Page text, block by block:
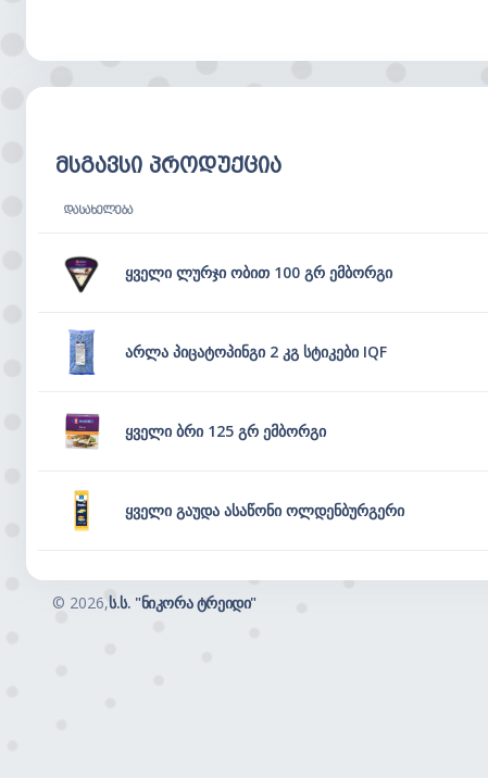
მსგავსი პროდუქცია
ᲓᲐᲡᲐᲮᲔᲚᲔᲑᲐ
ყველი ლურჯი ობით 100 გრ ემბორგი
არლა პიცატოპინგი 2 კგ სტიკები IQF
ყველი ბრი 125 გრ ემბორგი
ყველი გაუდა ასაწონი ოლდენბურგერი
© 2026,ს.ს. "ნიკორა ტრეიდი"